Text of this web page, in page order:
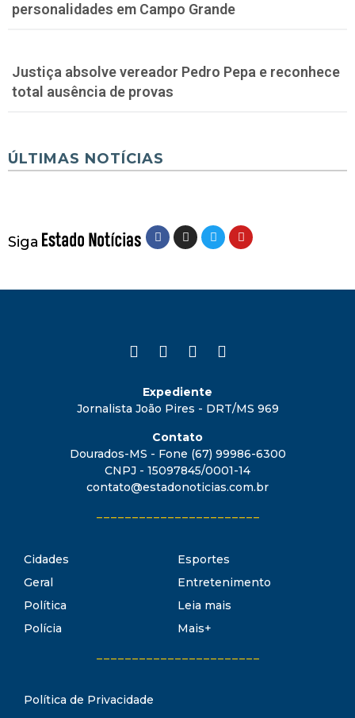
personalidades em Campo Grande
Justiça absolve vereador Pedro Pepa e reconhece
total ausência de provas
ÚLTIMAS NOTÍCIAS
Siga
Expediente
Jornalista João Pires - DRT/MS 969
Contato
Dourados-MS - Fone (67) 99986-6300
CNPJ - 15097845/0001-14
contato@estadonoticias.com.br
Cidades
Geral
Política
Polícia
Esportes
Entretenimento
Leia mais
Mais+
Política de Privacidade